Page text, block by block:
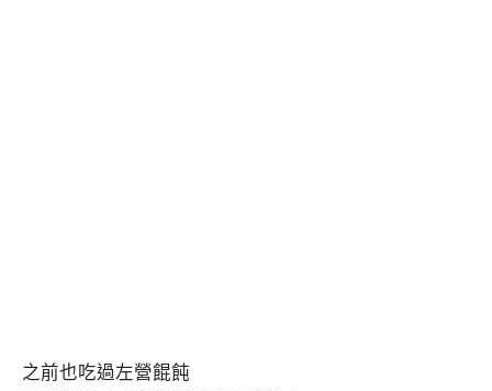
之前也吃過左營餛飩